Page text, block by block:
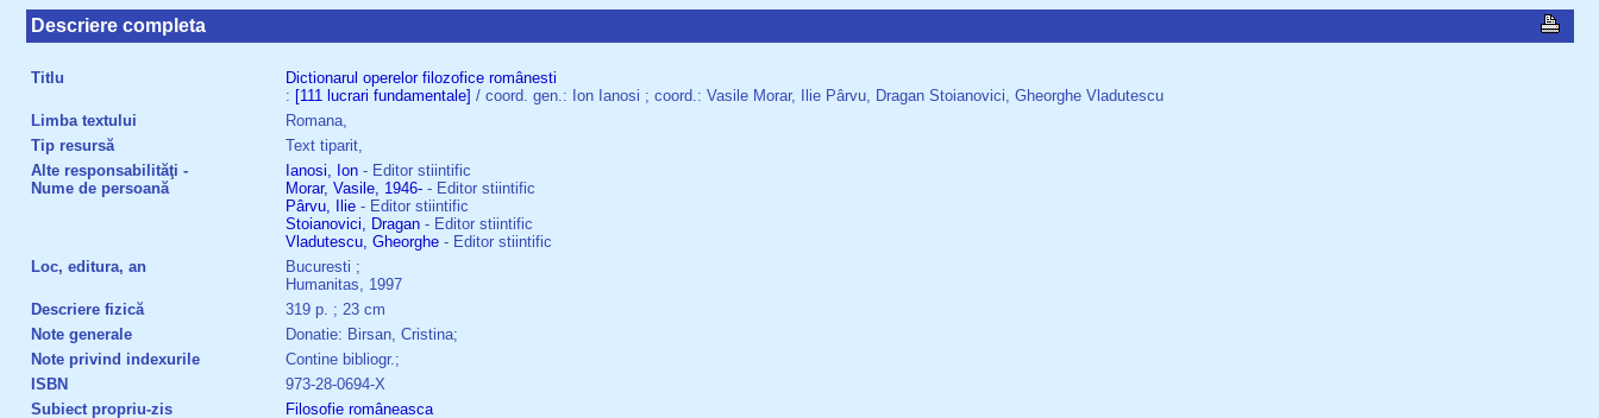
Descriere completa
Titlu Dictionarul operelor filozofice românesti
: [111 lucrari fundamentale] / coord. gen.: Ion Ianosi ; coord.: Vasile Morar, Ilie Pârvu, Dragan Stoianovici, Gheorghe Vladutescu
Limba textului
Romana,
Tip resursă
Text tiparit,
Alte responsabilităţi -
Nume de persoană
Ianosi, Ion- Editor stiintific
Morar, Vasile, 1946-- Editor stiintific
Pârvu, Ilie- Editor stiintific
Stoianovici, Dragan- Editor stiintific
Vladutescu, Gheorghe- Editor stiintific
Loc, editura, an
Bucuresti ;
Humanitas, 1997
Descriere fizică
319 p. ; 23 cm
Note generale
Donatie: Birsan, Cristina;
Note privind indexurile
Contine bibliogr.;
ISBN
973-28-0694-X
Subiect propriu-zis
Filosofie româneasca